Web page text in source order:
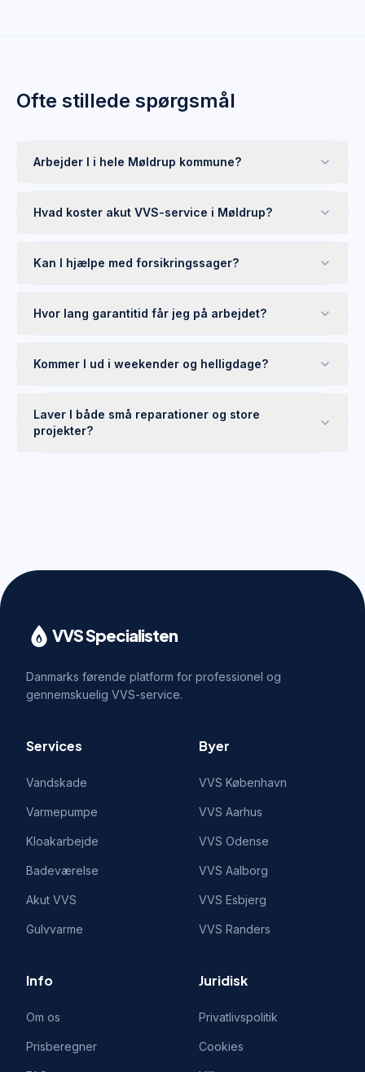
Ofte stillede spørgsmål
Arbejder I i hele Møldrup kommune?
Hvad koster akut VVS-service i Møldrup?
Kan I hjælpe med forsikringssager?
Hvor lang garantitid får jeg på arbejdet?
Kommer I ud i weekender og helligdage?
Laver I både små reparationer og store
projekter?
VVS Specialisten
Danmarks førende platform for professionel og
gennemskuelig VVS-service.
Services
Vandskade
Varmepumpe
Kloakarbejde
Badeværelse
Akut VVS
Gulvvarme
Byer
VVS København
VVS Aarhus
VVS Odense
VVS Aalborg
VVS Esbjerg
VVS Randers
Info
Om os
Prisberegner
Juridisk
Privatlivspolitik
Cookies